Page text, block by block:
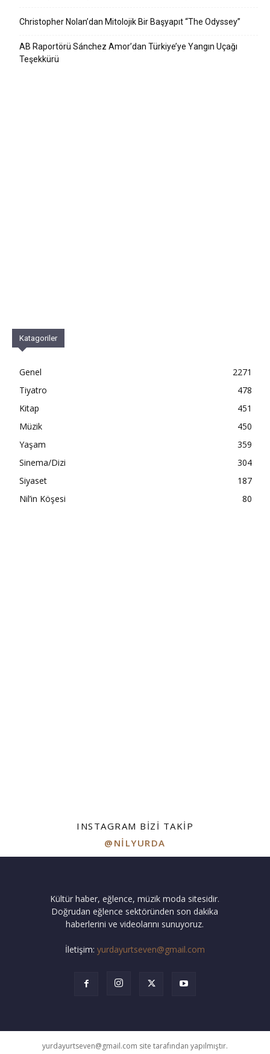
Christopher Nolan’dan Mitolojik Bir Başyapıt “The Odyssey”
AB Raportörü Sánchez Amor’dan Türkiye’ye Yangın Uçağı
Teşekkürü
Katagoriler
Genel
2271
Tiyatro
478
Kitap
451
Müzik
450
Yaşam
359
Sinema/Dizi
304
Siyaset
187
Nil’in Köşesi
80
INSTAGRAM BIZI TAKIP
@NILYURDA
Kültür haber, eğlence, müzik moda sitesidir.
Doğrudan eğlence sektöründen son dakika
haberlerini ve videolarını sunuyoruz.
İletişim: yurdayurtseven@gmail.com
yurdayurtseven@gmail.com site tarafından yapılmıştır.